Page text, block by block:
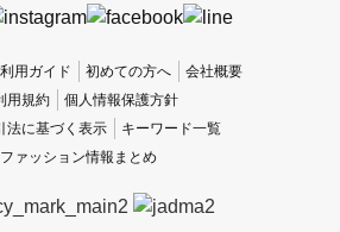
用ガイド 初めての方へ
会社概要
用規約
個人情報保護方針
法に基づく表示
キーワード一覧
ファッション情報まとめ